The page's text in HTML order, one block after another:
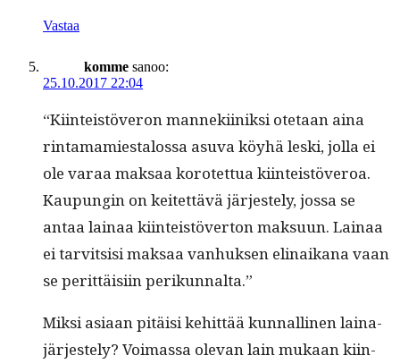
Vastaa
komme sanoo:
25.10.2017 22:04
“Kiin­teistöveron man­neki­iniksi ote­taan aina
rin­ta­mami­estalos­sa asu­va köy­hä les­ki, jol­la ei
ole varaa mak­saa korotet­tua kiin­teistöveroa.
Kaupun­gin on keit­et­tävä jär­jeste­ly, jos­sa se
antaa lainaa kiin­teistöver­ton mak­su­un. Lainaa
ei tarvit­sisi mak­saa van­huk­sen eli­naikana vaan
se perit­täisi­in perikunnalta.”
Mik­si asi­aan pitäisi kehit­tää kun­nalli­nen laina­
jär­jeste­ly? Voimas­sa ole­van lain mukaan kiin­